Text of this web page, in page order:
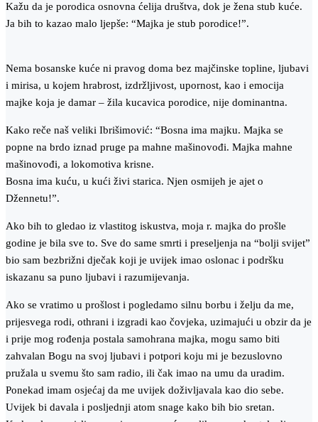
Kažu da je porodica osnovna ćelija društva, dok je žena stub kuće.
Ja bih to kazao malo ljepše: “Majka je stub porodice!”.
Nema bosanske kuće ni pravog doma bez majčinske topline, ljubavi
i mirisa, u kojem hrabrost, izdržljivost, upornost, kao i emocija
majke koja je damar – žila kucavica porodice, nije dominantna.
Kako reče naš veliki Ibrišimović: “Bosna ima majku. Majka se
popne na brdo iznad pruge pa mahne mašinovođi. Majka mahne
mašinovođi, a lokomotiva krisne.
Bosna ima kuću, u kući živi starica. Njen osmijeh je ajet o
Džennetu!”.
Ako bih to gledao iz vlastitog iskustva, moja r. majka do prošle
godine je bila sve to. Sve do same smrti i preseljenja na “bolji svijet”
bio sam bezbrižni dječak koji je uvijek imao oslonac i podršku
iskazanu sa puno ljubavi i razumijevanja.
Ako se vratimo u prošlost i pogledamo silnu borbu i želju da me,
prijesvega rodi, othrani i izgradi kao čovjeka, uzimajući u obzir da je
i prije mog rođenja postala samohrana majka, mogu samo biti
zahvalan Bogu na svoj ljubavi i potpori koju mi je bezuslovno
pružala u svemu što sam radio, ili čak imao na umu da uradim.
Ponekad imam osjećaj da me uvijek doživljavala kao dio sebe.
Uvijek bi davala i posljednji atom snage kako bih bio sretan.